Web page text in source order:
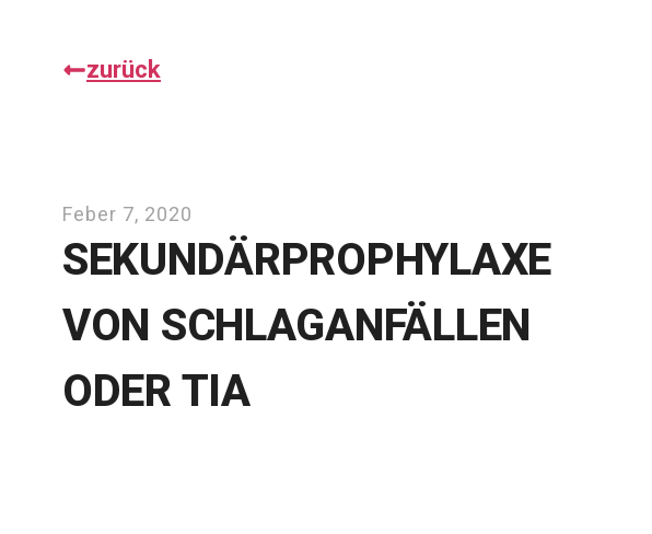
zurück
Feber 7, 2020
SEKUNDÄRPROPHYLAXE
VON SCHLAGANFÄLLEN
ODER TIA